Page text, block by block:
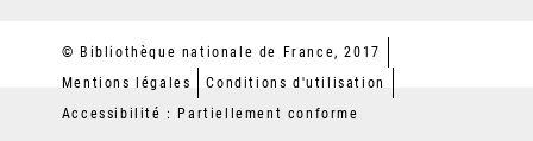
© Bibliothèque nationale de France, 2017
Mentions légales
Conditions d'utilisation
Accessibilité : Partiellement conforme